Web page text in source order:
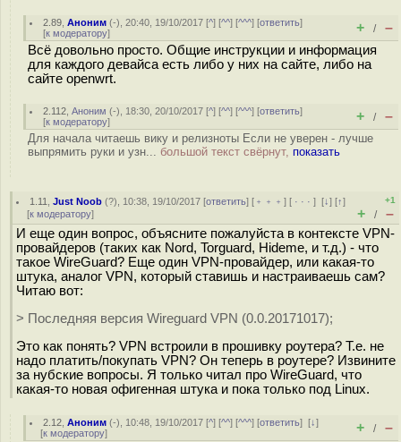
2.89 ,Аноним (-), 20:40, 19/10/2017 [^] [^^] [^^^] [ответить]
[к модератору] + / –
Всё довольно просто. Общие инструкции и информация
для каждого девайса есть либо у них на сайте, либо на
сайте openwrt.
2.112 ,Аноним (-), 18:30, 20/10/2017 [^] [^^] [^^^] [ответить]
[к модератору] + / –
Для начала читаешь вику и релизноты Если не уверен - лучше
выпрямить руки и узн... большой текст свёрнут, показать
1.11 ,Just Noob (?), 10:38, 19/10/2017 [ответить] [ ﹢﹢﹢] [ · · ·][↓] [↑]
[к модератору]
+1
+ / –
И еще один вопрос, объясните пожалуйста в контексте VPN-
провайдеров (таких как Nord, Torguard, Hideme, и т.д.) - что
такое WireGuard? Еще один VPN-провайдер, или какая-то
штука, аналог VPN, который ставишь и настраиваешь сам?
Читаю вот:
> Последняя версия Wireguard VPN (0.0.20171017);
Это как понять? VPN встроили в прошивку роутера? Т.е. не
надо платить/покупать VPN? Он теперь в роутере? Извините
за нубские вопросы. Я только читал про WireGuard, что
какая-то новая офигенная штука и пока только под Linux.
2.12 ,Аноним (-), 10:48, 19/10/2017 [^] [^^] [^^^] [ответить][↓]
[к модератору] + / –